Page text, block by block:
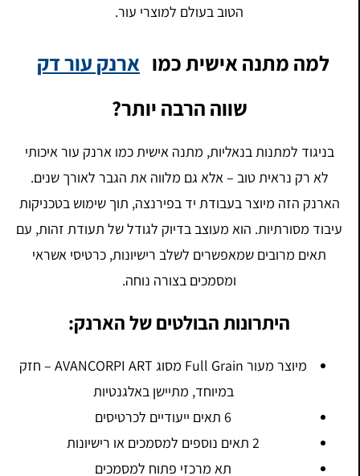
הטוב בעולם למוצרי עור.
למה מתנה אישית כמו ארנק עור דק
שווה הרבה יותר?
בניגוד למתנות בנאליות, מתנה אישית כמו ארנק עור איכותי
לא רק נראית טוב – אלא גם מלווה את הגבר לאורך שנים.
הארנק הזה מיוצר בעבודת יד בפירנצה, תוך שימוש בטכניקות
עיבוד מסורתיות. הוא מעוצב בדיוק לגודל של תעודת זהות, עם
תאים מרובים שמאפשרים לשלב רישיונות, כרטיסי אשראי
ומסמכים בצורה נוחה.
היתרונות הבולטים של הארנק:
מיוצר מעור Full Grain מסוג AVANCORPI ART – חזק
במיוחד, מתיישן באלגנטיות
6 תאים ייעודיים לכרטיסים
2 תאים נוספים למסמכים או רישיונות
תא מרכזי פתוח למסמכים